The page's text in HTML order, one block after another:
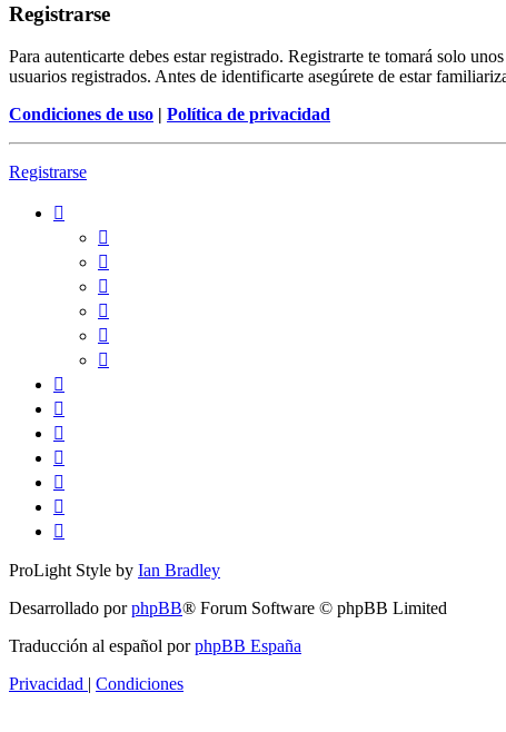
Registrarse
Para autenticarte debes estar registrado. Registrarte te tomará solo
usuarios registrados. Antes de identificarte asegúrete de estar
Condiciones de uso | Política de privacidad
Registrarse
ProLight Style by Ian Bradley
Desarrollado porphpBB® Forum Software © phpBB Limited
Traducción al español porphpBB España
Privacidad | Condiciones